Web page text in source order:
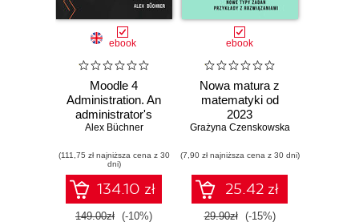
ebook
Moodle 4
Administration. An
administrator's
guide to
securing,
customizing, and
extending Moodle -
Fourth Edition
Alex Büchner
(111,75 zł najniższa cena z 30
dni)
134.10 zł
149.00zł (-10%)
ebook
Nowa matura z
matematyki od
2023
Grażyna Czenskowska
(7,90 zł najniższa cena z 30 dni)
25.42 zł
29.90zł (-15%)